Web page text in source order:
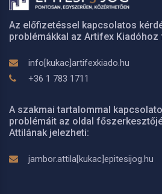
Az előfizetéssel kapcsolatos
problémákkal az Artifex Kiadóhoz
info[kukac]artifexkiado.hu
+36 1 783 1711
A szakmai tartalommal
problémáit az oldal
Attilának jelezheti:
jambor.attila[kukac]epitesijog.hu